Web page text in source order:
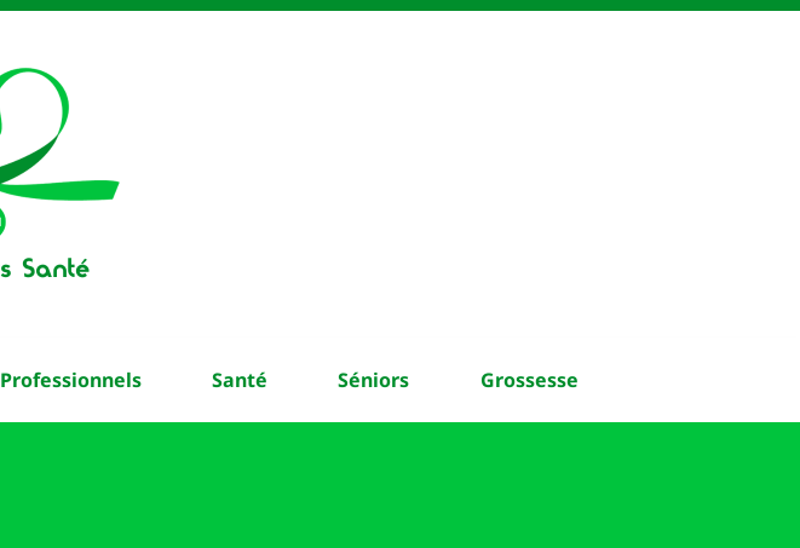
Professionnels Santé Séniors Grossesse